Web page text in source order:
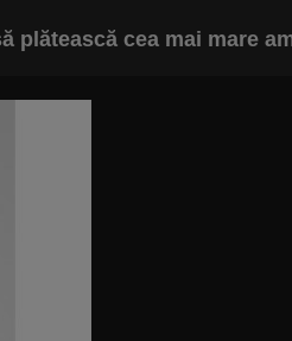
plătească cea mai mare